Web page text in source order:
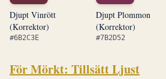
Djupt Vinrött
(Korrektor)
#6B2C3E
Djupt Plommon
(Korrektor)
#7B2D52
För Mörkt: Tillsätt Ljust